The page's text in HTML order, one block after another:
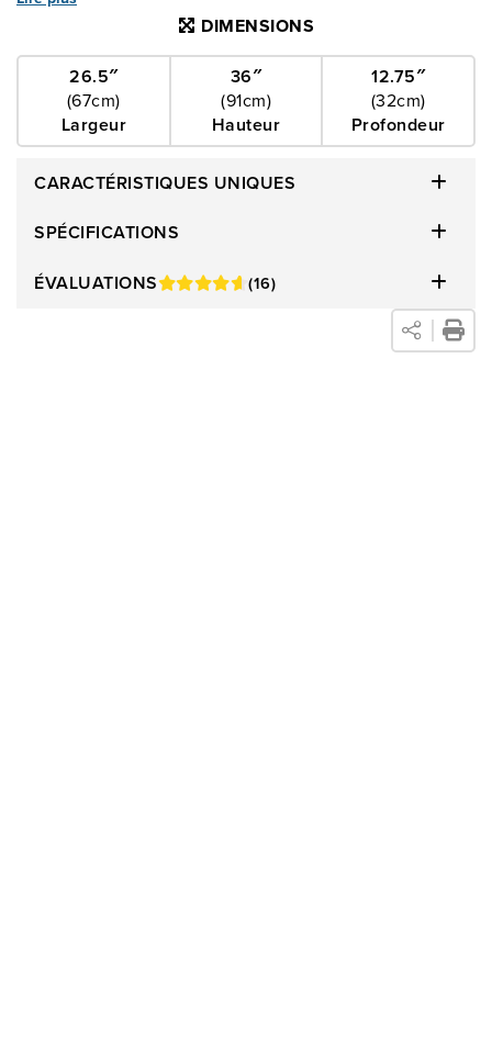
de surélever votre téléviseur jusqu’à une hauteur maximale
pour une barre de son ou pour tout autre matériel A/V. Le
support pivote à 60° afin que vous puissiez positionner
l’écran en fonction de votre emplacement dans la pièce. Le
une sécurité optimale et vous permet de dissimuler les câbles
pour un aménagement d'apparence soignée.
DIMENSIONS
26.5″
(67cm)
Largeur
36″
(91cm)
Hauteur
12.75″
(32cm)
Profondeur
CARACTÉRISTIQUES UNIQUES
SPÉCIFICATIONS
ÉVALUATIONS
(16)